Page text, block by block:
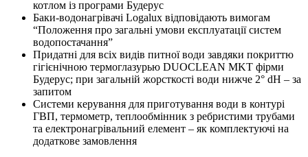
котлом із програми Будерус
Баки-водонагрівачі Logalux відповідають вимогам
“Положення про загальні умови експлуатації систем
водопостачання”
Придатні для всіх видів питної води завдяки покриттю
гігієнічною термоглазурью DUOCLEAN MKT фірми
Будерус; при загальній жорсткості води нижче 2° dH – за
запитом
Системи керування для приготування води в контурі
ГВП, термометр, теплообмінник з ребристими трубами
та електронагрівальний елемент – як комплектуючі на
додаткове замовлення